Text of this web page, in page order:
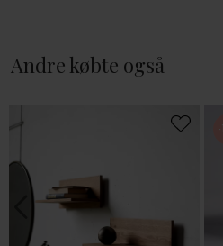
Andre købte også